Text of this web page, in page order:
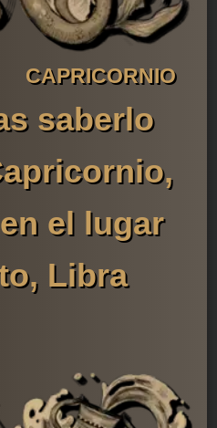
CAPRICORNIO
saberlo
el lugar
Libra